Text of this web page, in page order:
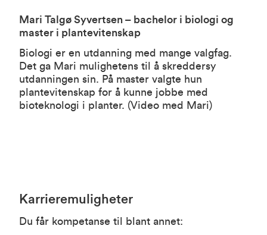
Mari Talgø Syvertsen – bachelor i biologi og
master i plantevitenskap
Biologi er en utdanning med mange valgfag.
Det ga Mari mulighetens til å skreddersy
utdanningen sin. På master valgte hun
plantevitenskap for å kunne jobbe med
bioteknologi i planter. (Video med Mari)
Karrieremuligheter
Du får kompetanse til blant annet: